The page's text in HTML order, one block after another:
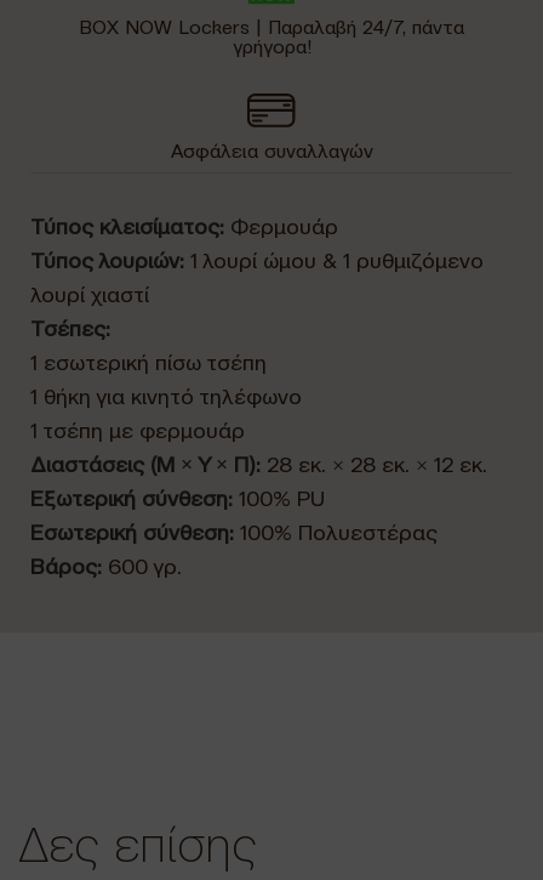
BOX NOW Lockers | Παραλαβή 24/7, πάντα
γρήγορα!
Ασφάλεια συναλλαγών
Τύπος κλεισίματος: Φερμουάρ
Τύπος λουριών: 1 λουρί ώμου & 1 ρυθμιζόμενο
λουρί χιαστί
Τσέπες:
1 εσωτερική πίσω τσέπη
1 θήκη για κινητό τηλέφωνο
1 τσέπη με φερμουάρ
Διαστάσεις (Μ × Υ × Π): 28 εκ. × 28 εκ. × 12 εκ.
Εξωτερική σύνθεση: 100% PU
Εσωτερική σύνθεση: 100% Πολυεστέρας
Βάρος: 600 γρ.
Δες επίσης